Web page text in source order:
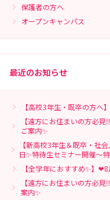
保護者の方へ
オープンキャンパス
最近のお知らせ
【高校3年生・既卒の方へ
【遠方にお住まいの方必
ご案内✨
【新高校3年生＆既卒・社
日✨特待生セミナー開催～
【全学年におすすめ✨】
【遠方にお住まいの方必
案内✨